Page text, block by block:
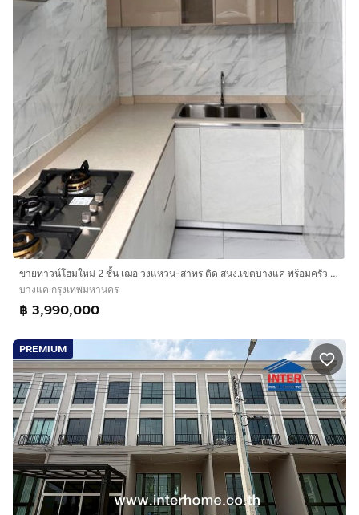
ขายทาวน์โฮมใหม่ 2 ชั้น เฌอ วงแหวน-สาทร ติด สนง.เขตบางแค พร้อมครัว และ แอร์ ราคาพิเศษ
บางแค กรุงเทพมหานคร
฿ 3,990,000
PREMIUM